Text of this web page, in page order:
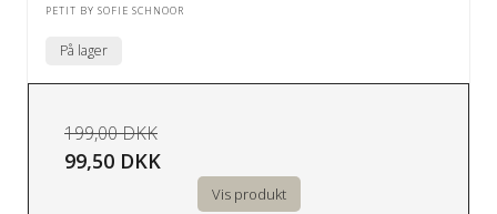
PETIT BY SOFIE SCHNOOR
På lager
199,00 DKK
99,50 DKK
Vis produkt